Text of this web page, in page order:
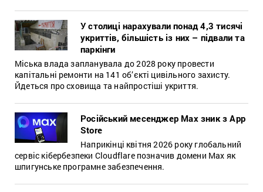
У столиці нарахували понад 4,3 тисячі
укриттів, більшість із них – підвали та
паркінги
Міська влада запланувала до 2028 року провести
капітальні ремонти на 141 об’єкті цивільного захисту.
Йдеться про сховища та найпростіші укриття.
Російський месенджер Max зник з App
Store
Наприкінці квітня 2026 року глобальний
сервіс кібербезпеки Cloudflare позначив домени Max як
шпигунське програмне забезпечення.